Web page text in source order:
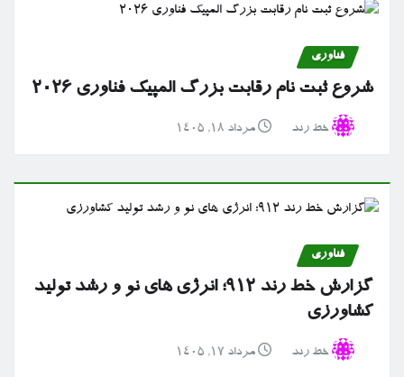
فناوری
شروع ثبت نام رقابت بزرگ المپیک فناوری ۲۰۲۶
خط رند مرداد ۱۸, ۱۴۰۵
فناوری
گزارش خط رند ۹۱۲؛ انرژی های نو و رشد تولید
کشاورزی
خط رند مرداد ۱۷, ۱۴۰۵